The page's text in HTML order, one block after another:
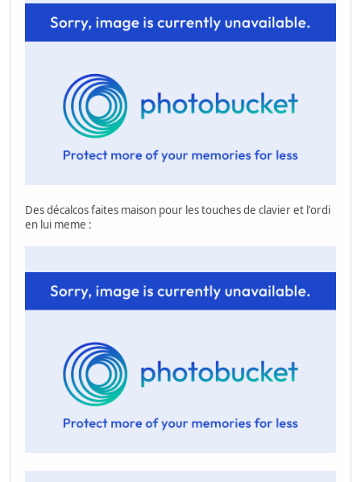
Des décalcos faites maison pour les touches de clavier et l'ordi
en lui meme :